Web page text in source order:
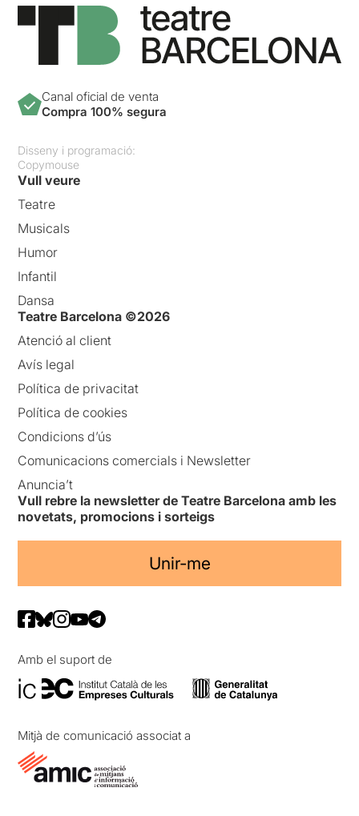
Canal oficial de venta
Compra 100% segura
Disseny i programació:
Copymouse
Vull veure
Teatre
Musicals
Humor
Infantil
Dansa
Teatre Barcelona ©2026
Atenció al client
Avís legal
Política de privacitat
Política de cookies
Condicions d’ús
Comunicacions comercials i Newsletter
Anuncia’t
Vull rebre la newsletter de Teatre Barcelona amb les
novetats, promocions i sorteigs
Unir-me
Amb el suport de
Mitjà de comunicació associat a